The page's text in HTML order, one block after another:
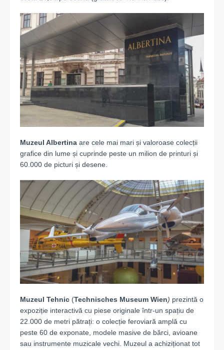
Muzeul Albertina are cele mai mari și valoroase colecții
grafice din lume și cuprinde peste un milion de printuri și
60.000 de picturi și desene.
Muzeul Tehnic (Technisches Museum Wien) prezintă o
expoziție interactivă cu piese originale într-un spațiu de
22.000 de metri pătrați: o colecție feroviară amplă cu
peste 60 de exponate, modele masive de bărci, avioane
sau instrumente muzicale vechi. Muzeul a achiziționat tot